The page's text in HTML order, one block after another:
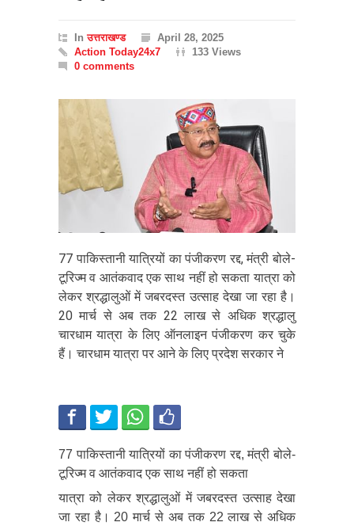
Inउत्तराखण्ड
April 28, 2025
Action Today24x7
133 Views
0 comments
77 पाकिस्तानी यात्रियों का पंजीकरण रद्द, मंत्री बोले-
टूरिज्म व आतंकवाद एक साथ नहीं हो सकता यात्रा को
लेकर श्रद्धालुओं में जबरदस्त उत्साह देखा जा रहा है।
20 मार्च से अब तक 22 लाख से अधिक श्रद्धालु
चारधाम यात्रा के लिए ऑनलाइन पंजीकरण कर चुके
हैं। चारधाम यात्रा पर आने के लिए प्रदेश सरकार ने
77 पाकिस्तानी यात्रियों का पंजीकरण रद्द, मंत्री बोले-
टूरिज्म व आतंकवाद एक साथ नहीं हो सकता
यात्रा को लेकर श्रद्धालुओं में जबरदस्त उत्साह देखा
जा रहा है। 20 मार्च से अब तक 22 लाख से अधिक